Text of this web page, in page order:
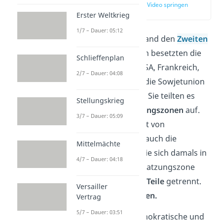
zur Stelle im Video springen
(00:50)
verlor Deutschland den Zweiten
Weltkrieg
. Daraufhin besetzten die
USA, Frankreich,
Großbritannien und die Sowjetunion
das deutsche Gebiet. Sie teilten es
vier Besatzungszonen auf.
Genauso wie der Rest von
Deutschland, wurde auch die
, die sich damals in
der sowjetischen Besatzungszone
befand, dabei in
vier Teilegetrennt.
Sie nennst du
Sektoren.
Weil sie ähnliche demokratische und
Erster Weltkrieg
1/7 – Dauer: 05:12
Schlieffenplan
2/7 – Dauer: 04:08
Stellungskrieg
3/7 – Dauer: 05:09
Mittelmächte
4/7 – Dauer: 04:18
Versailler
Vertrag
5/7 – Dauer: 03:51